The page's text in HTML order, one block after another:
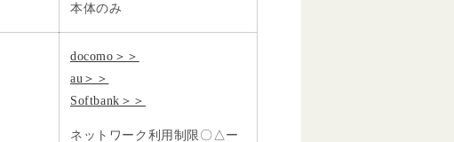
本体のみ
docomo＞＞
au＞＞
Softbank＞＞
ネットワーク利用制限〇△ー